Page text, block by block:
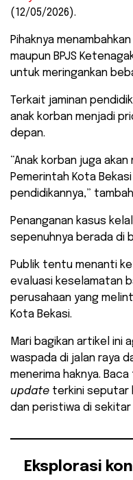
(12/05/2026).
​Pihaknya
maupun BPJS
untuk meringankan
Terkait jaminan
anak korban menjadi
depan.
​“Anak korban juga
Pemerintah Kota
pendidikannya,” tambah
​Penanganan kasus
sepenuhnya berada di
Publik tentu menanti
evaluasi keselamatan
perusahaan yang
Kota Bekasi.
​Mari bagikan artikel ini
waspada di jalan raya
menerima haknya.
update terkini seputar
dan peristiwa di sekitar
Eksplorasi